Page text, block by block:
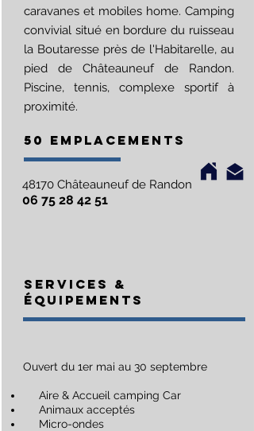
caravanes et mobiles home. Camping
convivial situé en bordure du ruisseau
la Boutaresse près de l'Habitarelle, au
pied de Châteauneuf de Randon.
Piscine, tennis, complexe sportif à
proximité.
50 EMPLACEMENTS
48170 Châteauneuf de Randon
06 75 28 42 51
SERVICES &
Équipements
Ouvert du 1er mai au 30 septembre
Aire & Accueil camping Car
Animaux acceptés
Micro-ondes